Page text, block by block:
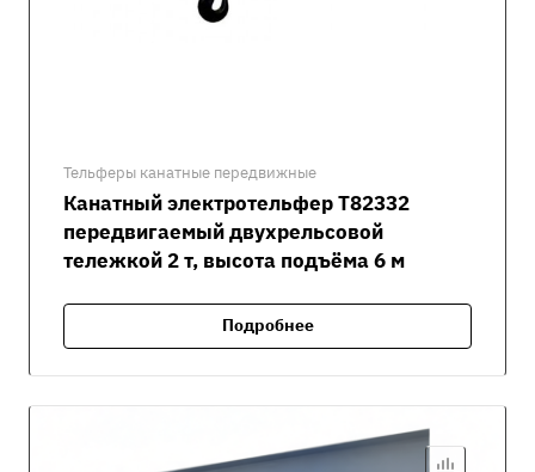
Тельферы канатные передвижные
Канатный электротельфер Т82332
передвигаемый двухрельсовой
тележкой 2 т, высота подъёма 6 м
Подробнее